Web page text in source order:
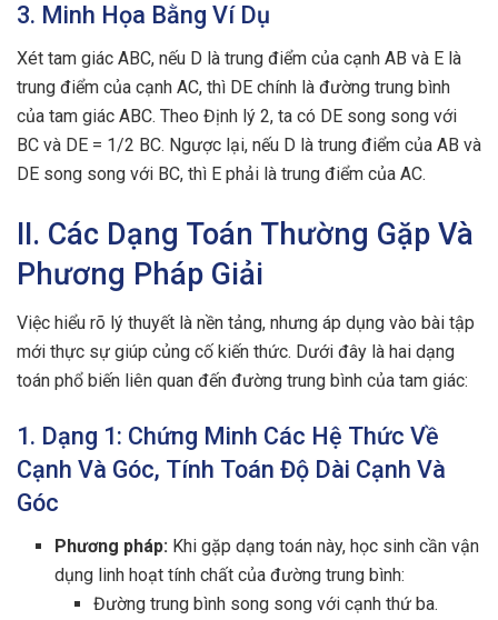
3. Minh Họa Bằng Ví Dụ
Xét tam giác ABC, nếu D là trung điểm của cạnh AB và E là
trung điểm của cạnh AC, thì DE chính là đường trung bình
của tam giác ABC. Theo Định lý 2, ta có DE song song với
BC và DE = 1/2 BC. Ngược lại, nếu D là trung điểm của AB và
DE song song với BC, thì E phải là trung điểm của AC.
II. Các Dạng Toán Thường Gặp Và
Phương Pháp Giải
Việc hiểu rõ lý thuyết là nền tảng, nhưng áp dụng vào bài tập
mới thực sự giúp củng cố kiến thức. Dưới đây là hai dạng
toán phổ biến liên quan đến đường trung bình của tam giác:
1. Dạng 1: Chứng Minh Các Hệ Thức Về
Cạnh Và Góc, Tính Toán Độ Dài Cạnh Và
Góc
Phương pháp: Khi gặp dạng toán này, học sinh cần vận
dụng linh hoạt tính chất của đường trung bình:
Đường trung bình song song với cạnh thứ ba.